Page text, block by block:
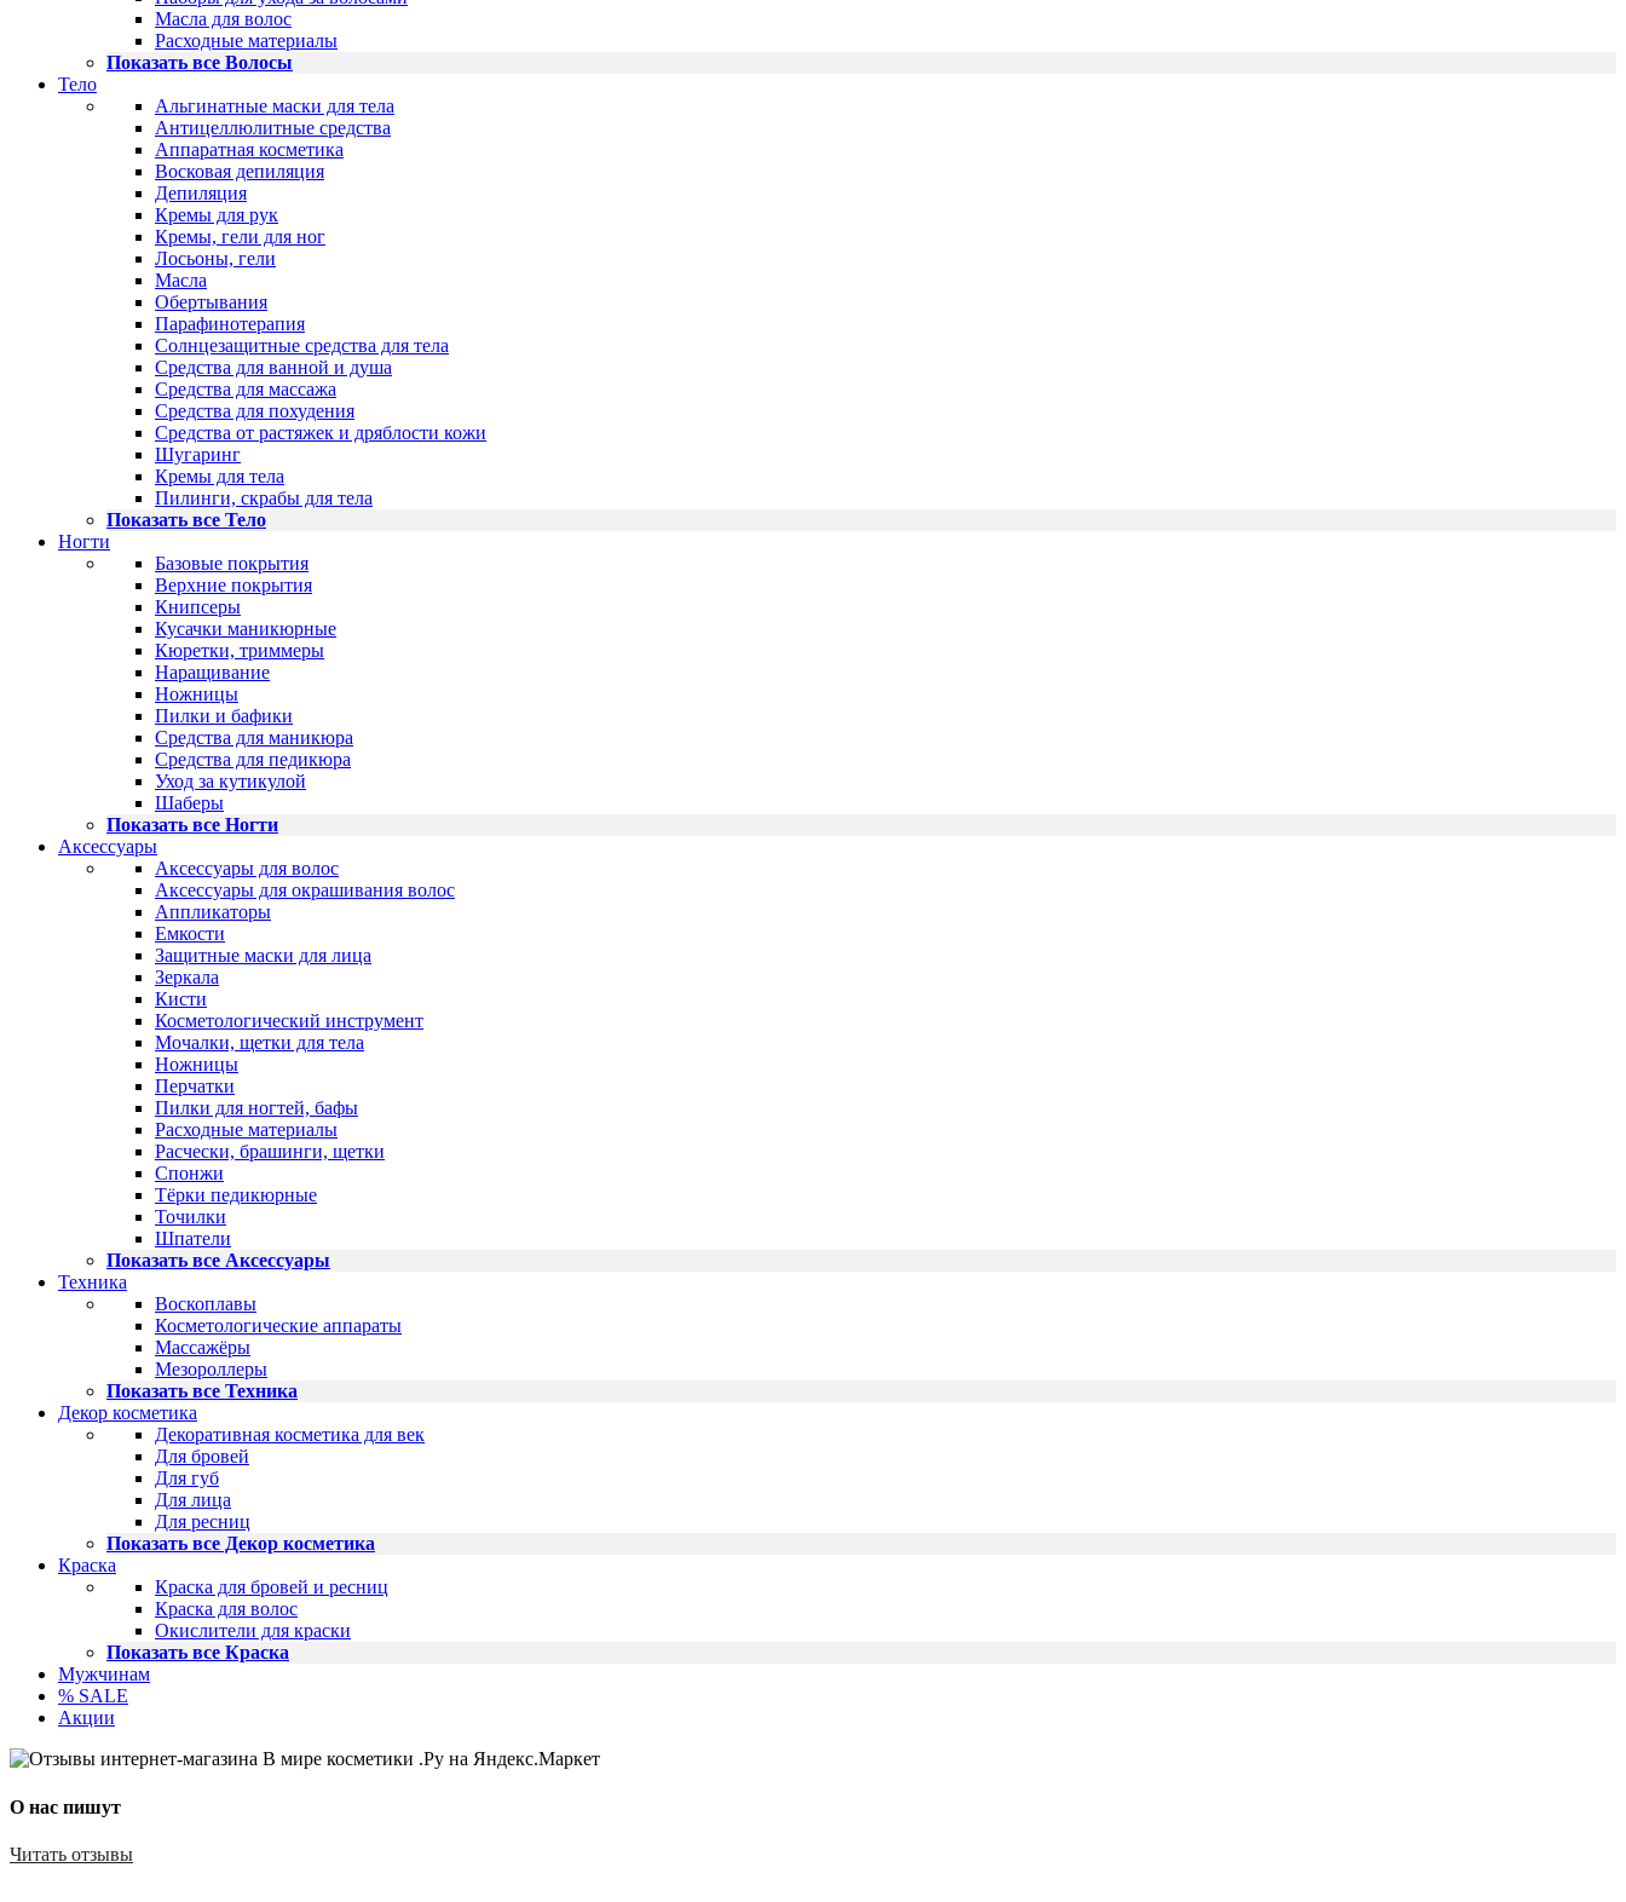
Масла для волос
Расходные материалы
Показать все Волосы
Тело
Альгинатные маски для тела
Антицеллюлитные средства
Аппаратная косметика
Восковая депиляция
Депиляция
Кремы для рук
Кремы, гели для ног
Лосьоны, гели
Масла
Обертывания
Парафинотерапия
Солнцезащитные средства для тела
Средства для ванной и душа
Средства для массажа
Средства для похудения
Средства от растяжек и дряблости кожи
Шугаринг
Кремы для тела
Пилинги, скрабы для тела
Показать все Тело
Ногти
Базовые покрытия
Верхние покрытия
Книпсеры
Кусачки маникюрные
Кюретки, триммеры
Наращивание
Ножницы
Пилки и бафики
Средства для маникюра
Средства для педикюра
Уход за кутикулой
Шаберы
Показать все Ногти
Аксессуары
Аксессуары для волос
Аксессуары для окрашивания волос
Аппликаторы
Емкости
Защитные маски для лица
Зеркала
Кисти
Косметологический инструмент
Мочалки, щетки для тела
Ножницы
Перчатки
Пилки для ногтей, бафы
Расходные материалы
Расчески, брашинги, щетки
Спонжи
Тёрки педикюрные
Точилки
Шпатели
Показать все Аксессуары
Техника
Воскоплавы
Косметологические аппараты
Массажёры
Мезороллеры
Показать все Техника
Декор косметика
Декоративная косметика для век
Для бровей
Для губ
Для лица
Для ресниц
Показать все Декор косметика
Краска
Краска для бровей и ресниц
Краска для волос
Окислители для краски
Показать все Краска
Мужчинам
% SALE
Акции
О нас пишут
Читать отзывы